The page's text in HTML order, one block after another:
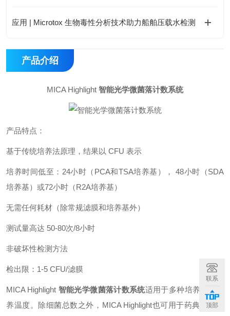
应用 | Microtox 生物毒性分析技术助力船舶压载水检测
产品介绍
MICA Highlight 智能光学微菌落计数系统
产品特点：
基于传统培养法原理，结果以 CFU 表示
培养时间低至：24小时（PCA和TSA培养基）， 48小时（SDA
培养基）或72小时（R2A培养基）
无需任何耗材（除常规滤膜和培养基外）
测试量高达 50-80次/8小时
非破坏性检测方法
检出限：1-5 CFU/滤膜
MICA Highlight 智能光学微菌落计数系统适用于多种培养基和培
养温度。除细菌总数之外，MICA Highlight也可用于药典规定的
联系
顶部